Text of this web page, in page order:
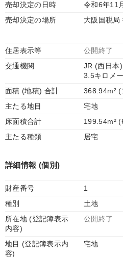
売却決定の日時
令和6年11
売却決定の場所
大阪国税局
住居表示等
公開終了
交通機関
JR (西日本
3.5キロメ
面積 (地積) 合計
368.94m²
主たる地目
宅地
床面積合計
199.54m²
主たる種類
居宅
詳細情報 (個別)
財産番号
1
種別
土地
所在地 (登記簿表示
内容)
公開終了
地目 (登記簿表示内
容)
宅地